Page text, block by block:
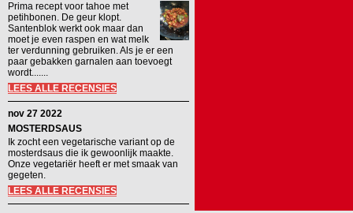
Prima recept voor tahoe met
petihbonen. De geur klopt.
Santenblok werkt ook maar dan
moet je even raspen en wat melk
ter verdunning gebruiken. Als je er een
paar gebakken garnalen aan toevoegt
wordt.......
LEES ALLE RECENSIES
nov 27 2022
MOSTERDSAUS
Ik zocht een vegetarische variant op de
mosterdsaus die ik gewoonlijk maakte.
Onze vegetariër heeft er met smaak van
gegeten.
LEES ALLE RECENSIES